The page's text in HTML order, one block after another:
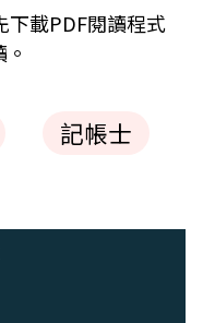
下載PDF閱讀程式
記帳士